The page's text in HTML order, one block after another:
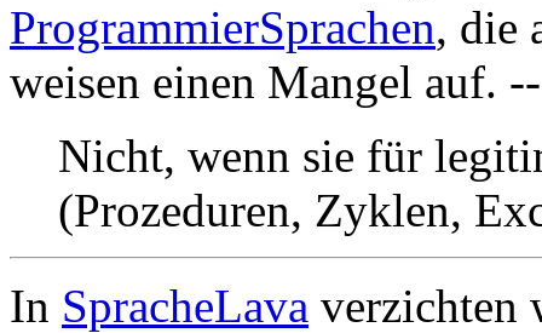
ProgrammierSprachen, die
weisen einen Mangel auf.
Nicht, wenn sie für
(Prozeduren, Zyklen,
In SpracheLava verzichten